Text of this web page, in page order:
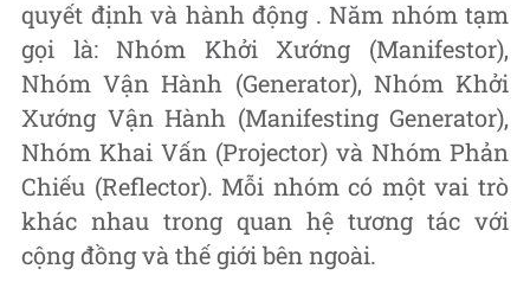
quyết định và hành động . Năm nhóm tạm
gọi là: Nhóm Khởi Xướng (Manifestor),
Nhóm Vận Hành (Generator), Nhóm Khởi
Xướng Vận Hành (Manifesting Generator),
Nhóm Khai Vấn (Projector) và Nhóm Phản
Chiếu (Reflector). Mỗi nhóm có một vai trò
khác nhau trong quan hệ tương tác với
cộng đồng và thế giới bên ngoài.